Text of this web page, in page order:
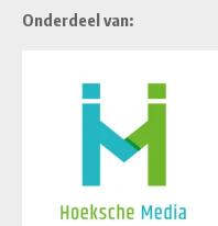
Onderdeel van: